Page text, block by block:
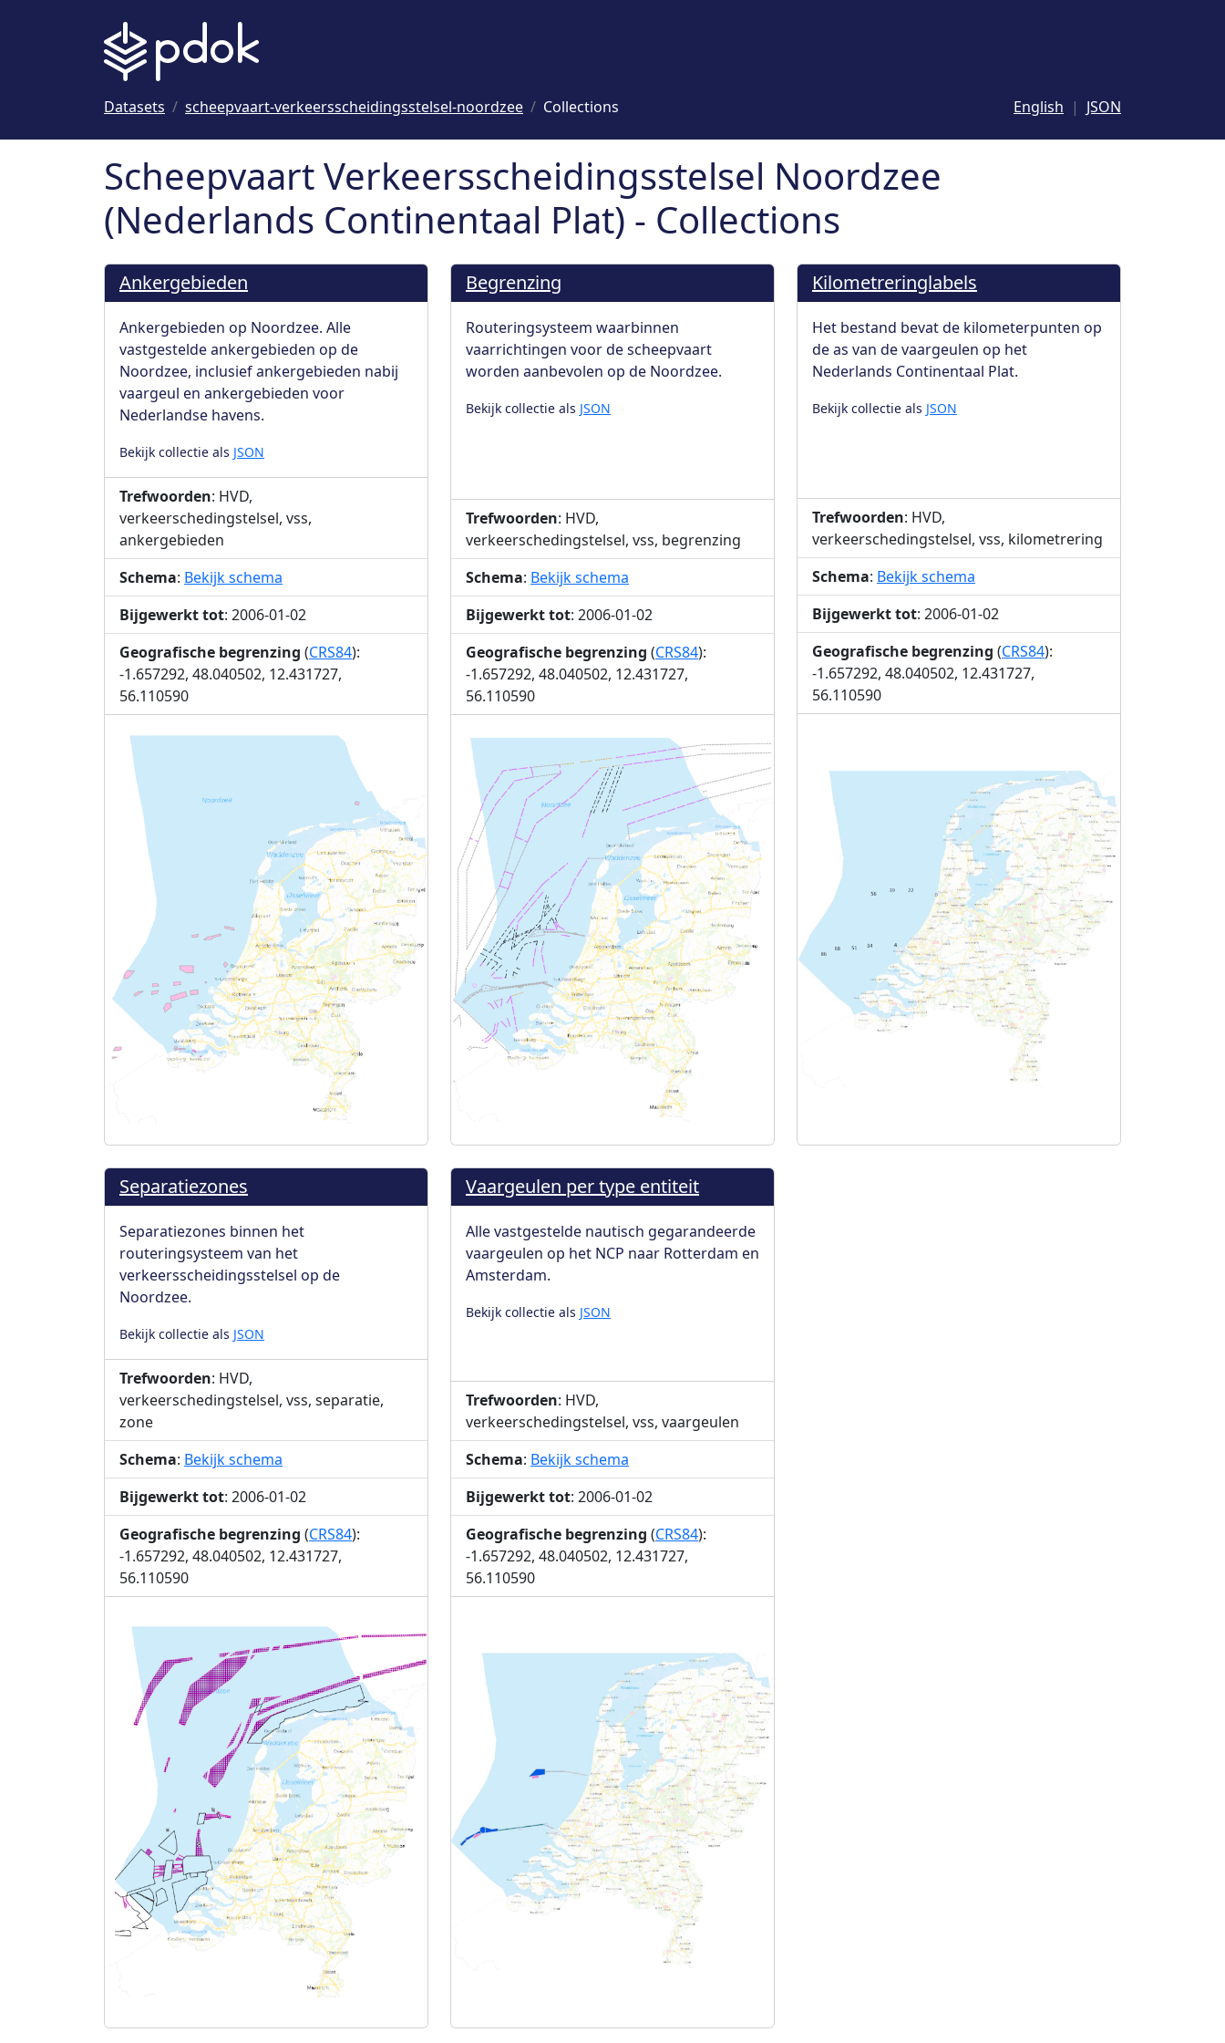
Datasets scheepvaart-verkeersscheidingsstelsel-noordzee Collections English JSON
Scheepvaart Verkeersscheidingsstelsel Noordzee
(Nederlands Continentaal Plat) - Collections
Ankergebieden
Ankergebieden op Noordzee. Alle
vastgestelde ankergebieden op de
Noordzee, inclusief ankergebieden nabij
vaargeul en ankergebieden voor
Nederlandse havens.
Bekijk collectie als JSON
Trefwoorden: HVD,
verkeerschedingstelsel, vss,
ankergebieden
Schema: Bekijk schema
Bijgewerkt tot: 2006-01-02
Geografische begrenzing (CRS84):
-1.657292, 48.040502, 12.431727,
56.110590
Begrenzing
Routeringsysteem waarbinnen
vaarrichtingen voor de scheepvaart
worden aanbevolen op de Noordzee.
Bekijk collectie als JSON
Trefwoorden: HVD,
verkeerschedingstelsel, vss, begrenzing
Schema: Bekijk schema
Bijgewerkt tot: 2006-01-02
Geografische begrenzing (CRS84):
-1.657292, 48.040502, 12.431727,
56.110590
Kilometreringlabels
Het bestand bevat de kilometerpunten op
de as van de vaargeulen op het
Nederlands Continentaal Plat.
Bekijk collectie als JSON
Trefwoorden: HVD,
verkeerschedingstelsel, vss, kilometrering
Schema: Bekijk schema
Bijgewerkt tot: 2006-01-02
Geografische begrenzing (CRS84):
-1.657292, 48.040502, 12.431727,
56.110590
Separatiezones
Separatiezones binnen het
routeringsysteem van het
verkeersscheidingsstelsel op de
Noordzee.
Bekijk collectie als JSON
Trefwoorden: HVD,
verkeerschedingstelsel, vss, separatie,
zone
Schema: Bekijk schema
Bijgewerkt tot: 2006-01-02
Geografische begrenzing (CRS84):
-1.657292, 48.040502, 12.431727,
56.110590
Vaargeulen per type entiteit
Alle vastgestelde nautisch gegarandeerde
vaargeulen op het NCP naar Rotterdam en
Amsterdam.
Bekijk collectie als JSON
Trefwoorden: HVD,
verkeerschedingstelsel, vss, vaargeulen
Schema: Bekijk schema
Bijgewerkt tot: 2006-01-02
Geografische begrenzing (CRS84):
-1.657292, 48.040502, 12.431727,
56.110590